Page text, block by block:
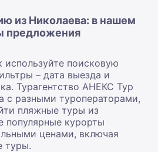
из Николаева: в нашем
предложения
используйте поисковую
– дата выезда и
Турагентство АНЕКС Тур
с разными туроператорами,
пляжные туры из
популярные курорты
ценами, включая
туры.